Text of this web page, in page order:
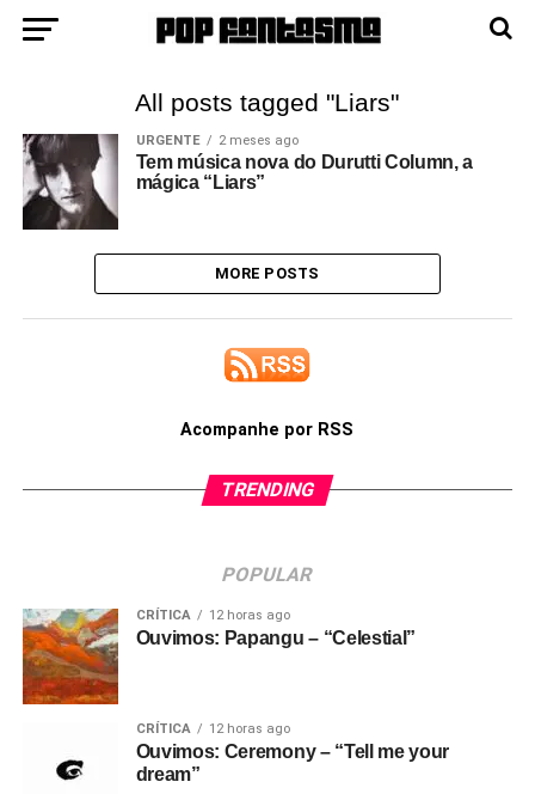
All posts tagged "Liars"
URGENTE 2 meses ago
Tem música nova do Durutti Column, a
mágica “Liars”
MORE POSTS
Acompanhe por RSS
TRENDING
POPULAR
CRÍTICA 12 horas ago
Ouvimos: Papangu – “Celestial”
CRÍTICA 12 horas ago
Ouvimos: Ceremony – “Tell me your
dream”